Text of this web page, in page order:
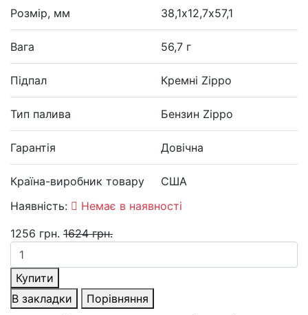
Розмір, мм 38,1х12,7х57,1
Вага 56,7 г
Підпал Кремні Zippo
Тип палива Бензин Zippo
Гарантія Довічна
Країна-виробник товару
США
Наявність:
Немає в наявності
1256 грн. 1624 грн.
Купити
В закладки
Порівняння